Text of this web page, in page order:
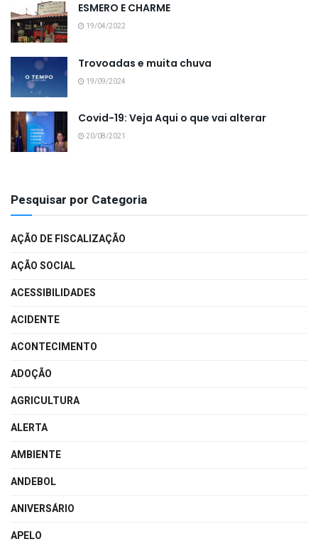
ESMERO E CHARME
19/04/2022
Trovoadas e muita chuva
19/09/2024
Covid-19: Veja Aqui o que vai alterar
20/08/2021
Pesquisar por Categoria
AÇÃO DE FISCALIZAÇÃO
AÇÃO SOCIAL
ACESSIBILIDADES
ACIDENTE
ACONTECIMENTO
ADOÇÃO
AGRICULTURA
ALERTA
AMBIENTE
ANDEBOL
ANIVERSÁRIO
APELO